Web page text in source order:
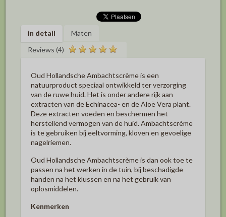
in detail
Maten
Reviews (4)
Oud Hollandsche Ambachtscrème is een
natuurproduct speciaal ontwikkeld ter verzorging
van de ruwe huid. Het is onder andere rijk aan
extracten van de Echinacea- en de Aloë Vera plant.
Deze extracten voeden en beschermen het
herstellend vermogen van de huid. Ambachtscrème
is te gebruiken bij eeltvorming, kloven en gevoelige
nagelriemen.
Oud Hollandsche Ambachtscrème is dan ook toe te
passen na het werken in de tuin, bij beschadigde
handen na het klussen en na het gebruik van
oplosmiddelen.
Kenmerken